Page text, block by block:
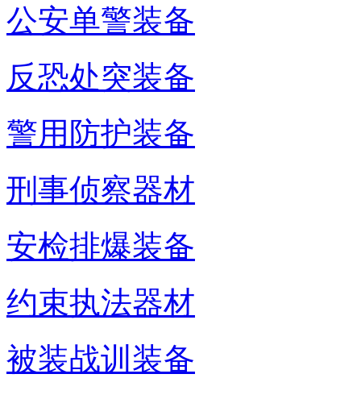
公安单警装备
反恐处突装备
警用防护装备
刑事侦察器材
安检排爆装备
约束执法器材
被装战训装备